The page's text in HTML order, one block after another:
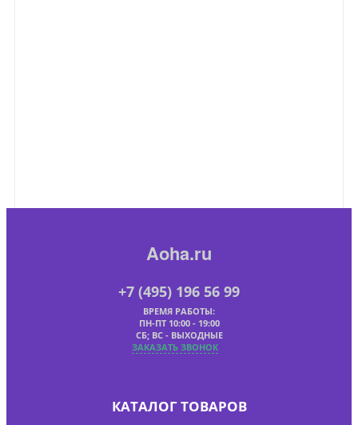
Aoha.ru
+7 (495) 196 56 99
ВРЕМЯ РАБОТЫ:
ПН-ПТ 10:00 - 19:00
СБ; ВС - ВЫХОДНЫЕ
ЗАКАЗАТЬ ЗВОНОК
КАТАЛОГ ТОВАРОВ